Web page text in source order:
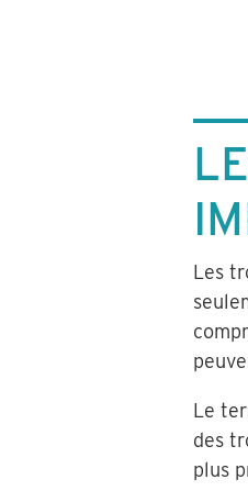
Les
Le
des
plus